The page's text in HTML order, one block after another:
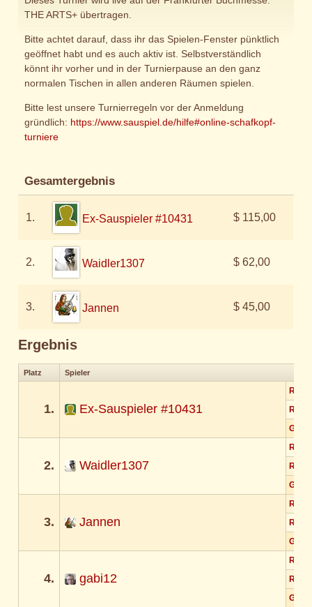
THE ARTS+ übertragen.
Bitte achtet darauf, dass ihr das Spielen-Fenster pünktlich
geöffnet habt und es auch aktiv ist. Selbstverständlich
könnt ihr vorher und in der Turnierpause an den ganz
normalen Tischen in allen anderen Räumen spielen.
Bitte lest unsere Turnierregeln vor der Anmeldung
gründlich: https://www.sauspiel.de/hilfe#online-schafkopf-
turniere
Gesamtergebnis
1. Ex-Sauspieler #10431 $ 115,00
2. Waidler1307 $ 62,00
3. Jannen $ 45,00
Ergebnis
Platz Spieler
1. Ex-Sauspieler #10431
2. Waidler1307
3. Jannen
4. gabi12